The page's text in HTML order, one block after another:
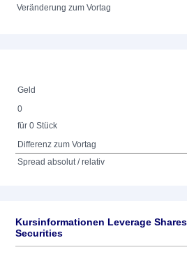
Veränderung zum Vortag
Geld
0
für 0 Stück
Differenz zum Vortag
Spread absolut / relativ
Kursinformationen Leverage
Securities